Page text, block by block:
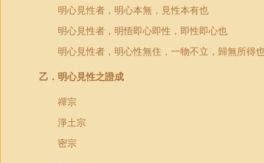
明心見性者，明心本無，見性本有也
明心見性者，明悟即心即性，即性即心也
明心見性者，明心性無住，一物不立，歸無所得
乙．明心見性之證成
禪宗
淨土宗
密宗